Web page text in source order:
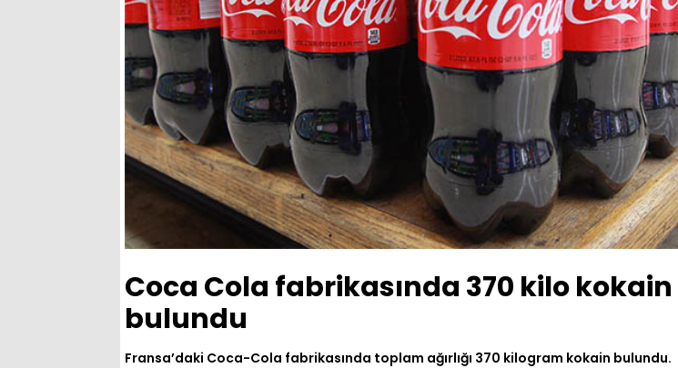
Coca Cola fabrikasında 370 kilo kokain
bulundu
Fransa’daki Coca-Cola fabrikasında toplam ağırlığı 370 kilogram kokain bulundu.